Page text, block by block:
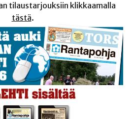
tilaustarjouksiin klikkaamalla
tästä.